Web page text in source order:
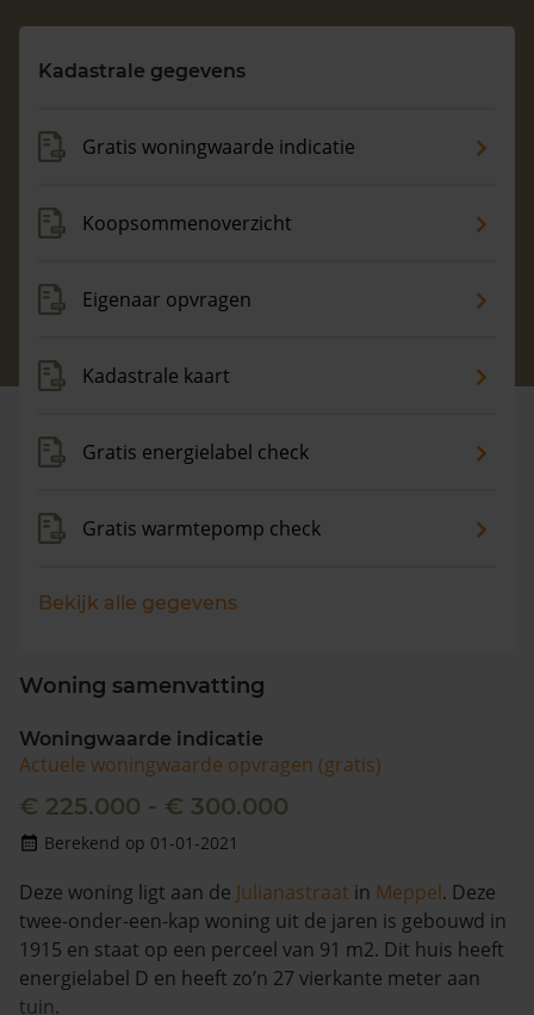
Maandag t/m vrijdag - 08:00 -18:00
Kadastrale gegevens
Gratis woningwaarde indicatie
Koopsommenoverzicht
Eigenaar opvragen
Kadastrale kaart
Gratis energielabel check
Gratis warmtepomp check
Bekijk alle gegevens
Woning samenvatting
Woningwaarde indicatie
Actuele woningwaarde opvragen (gratis)
€ 225.000 - € 300.000
Berekend op 01-01-2021
Deze woning ligt aan de Julianastraat in Meppel. Deze
twee-onder-een-kap woning uit de jaren is gebouwd in
1915 en staat op een perceel van 91 m2. Dit huis heeft
energielabel D en heeft zo’n 27 vierkante meter aan
tuin.